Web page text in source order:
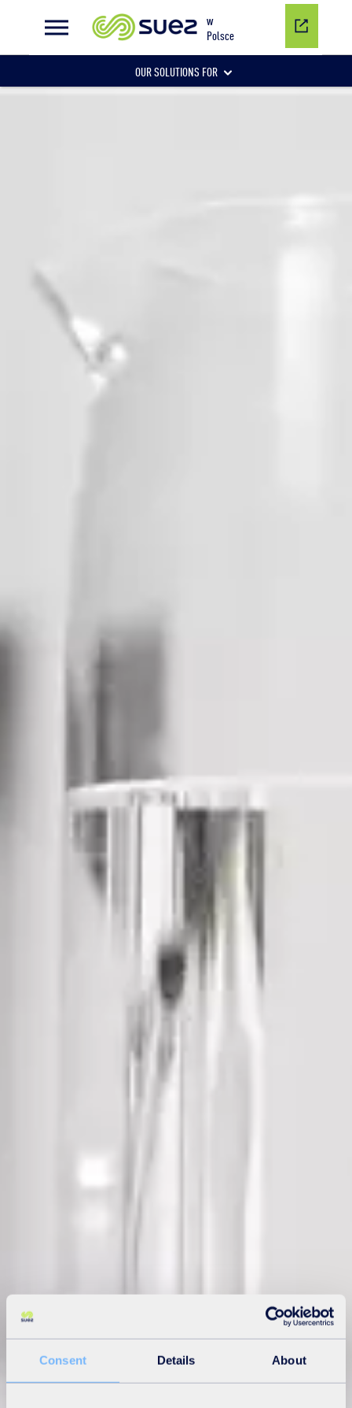
Consent Details About
w
Polsce
Produkcja wody pitnej
OUR SOLUTIONS FOR